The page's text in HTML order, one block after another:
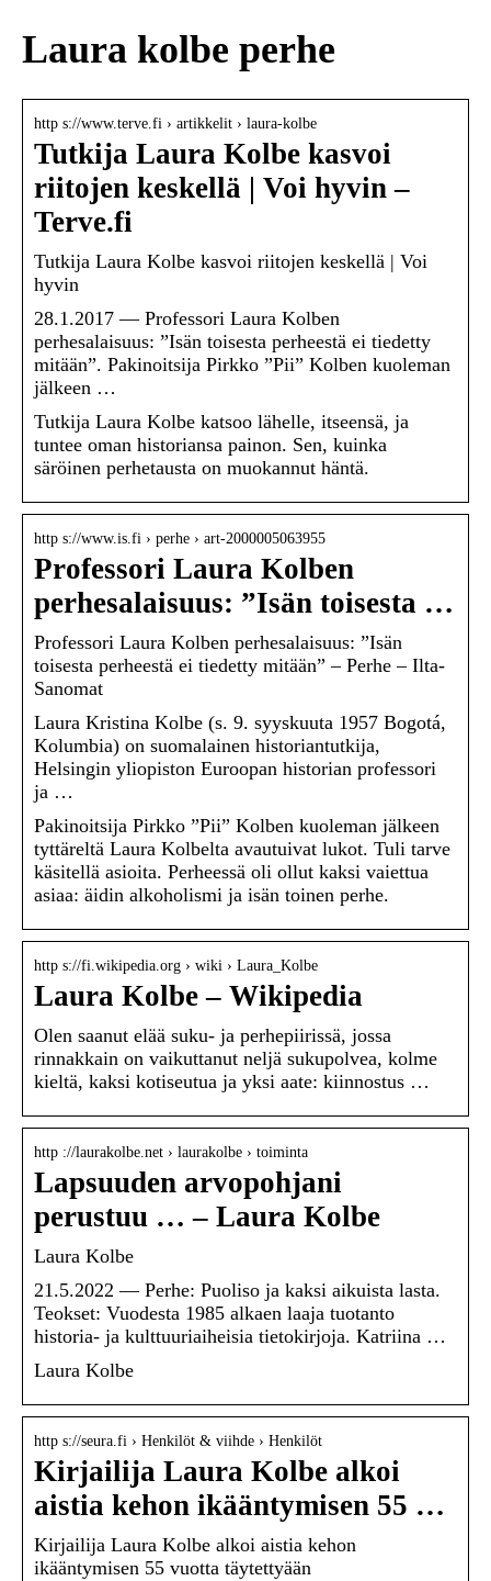
Laura kolbe perhe
http s://www.terve.fi › artikkelit › laura-kolbe
Tutkija Laura Kolbe kasvoi
riitojen keskellä | Voi hyvin –
Terve.fi
Tutkija Laura Kolbe kasvoi riitojen keskellä | Voi
hyvin
28.1.2017 — Professori Laura Kolben
perhesalaisuus: ”Isän toisesta perheestä ei tiedetty
mitään”. Pakinoitsija Pirkko ”Pii” Kolben kuoleman
jälkeen …
Tutkija Laura Kolbe katsoo lähelle, itseensä, ja
tuntee oman historiansa painon. Sen, kuinka
säröinen perhetausta on muokannut häntä.
http s://www.is.fi › perhe › art-2000005063955
Professori Laura Kolben
perhesalaisuus: ”Isän toisesta …
Professori Laura Kolben perhesalaisuus: ”Isän
toisesta perheestä ei tiedetty mitään” – Perhe – Ilta-
Sanomat
Laura Kristina Kolbe (s. 9. syyskuuta 1957 Bogotá,
Kolumbia) on suomalainen historiantutkija,
Helsingin yliopiston Euroopan historian professori
ja …
Pakinoitsija Pirkko ”Pii” Kolben kuoleman jälkeen
tyttäreltä Laura Kolbelta avautuivat lukot. Tuli tarve
käsitellä asioita. Perheessä oli ollut kaksi vaiettua
asiaa: äidin alkoholismi ja isän toinen perhe.
http s://fi.wikipedia.org › wiki › Laura_Kolbe
Laura Kolbe – Wikipedia
Olen saanut elää suku- ja perhepiirissä, jossa
rinnakkain on vaikuttanut neljä sukupolvea, kolme
kieltä, kaksi kotiseutua ja yksi aate: kiinnostus …
http ://laurakolbe.net › laurakolbe › toiminta
Lapsuuden arvopohjani
perustuu … – Laura Kolbe
Laura Kolbe
21.5.2022 — Perhe: Puoliso ja kaksi aikuista lasta.
Teokset: Vuodesta 1985 alkaen laaja tuotanto
historia- ja kulttuuriaiheisia tietokirjoja. Katriina …
Laura Kolbe
http s://seura.fi › Henkilöt & viihde › Henkilöt
Kirjailija Laura Kolbe alkoi
aistia kehon ikääntymisen 55 …
Kirjailija Laura Kolbe alkoi aistia kehon
ikääntymisen 55 vuotta täytettyään